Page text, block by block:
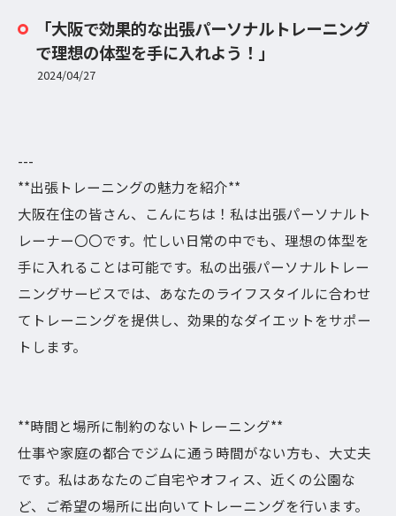
「大阪で効果的な出張パーソナルトレーニング
で理想の体型を手に入れよう！」
2024/04/27
---
**出張トレーニングの魅力を紹介**
大阪在住の皆さん、こんにちは！私は出張パーソナルト
レーナー〇〇です。忙しい日常の中でも、理想の体型を
手に入れることは可能です。私の出張パーソナルトレー
ニングサービスでは、あなたのライフスタイルに合わせ
てトレーニングを提供し、効果的なダイエットをサポー
トします。
**時間と場所に制約のないトレーニング**
仕事や家庭の都合でジムに通う時間がない方も、大丈夫
です。私はあなたのご自宅やオフィス、近くの公園な
ど、ご希望の場所に出向いてトレーニングを行います。